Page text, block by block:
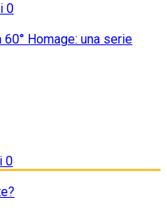
0
Homage: una serie
0